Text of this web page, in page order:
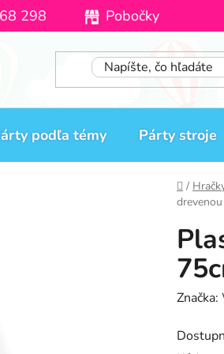
298 Pobočky
podľa témy Párty stroje
Domov
/
Značka: